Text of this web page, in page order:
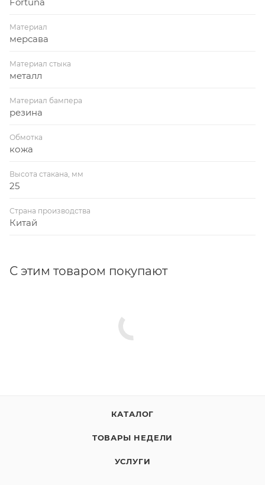
Материал
мерсава
Материал стыка
металл
Материал бампера
резина
Обмотка
кожа
Высота стакана, мм
25
Страна производства
Китай
С этим товаром покупают
КАТАЛОГ
ТОВАРЫ НЕДЕЛИ
УСЛУГИ